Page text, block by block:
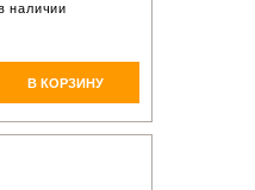
наличии
В КОРЗИНУ